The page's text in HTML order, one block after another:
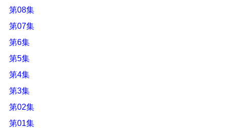
第08集
第07集
第6集
第5集
第4集
第3集
第02集
第01集